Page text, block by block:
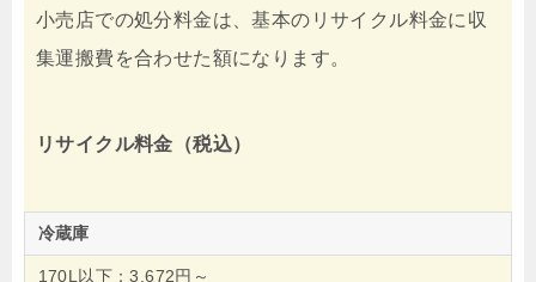
小売店での処分料金は、基本のリサイクル料金に収
集運搬費を合わせた額になります。
リサイクル料金（税込）
冷蔵庫
170L以下：3,672円～